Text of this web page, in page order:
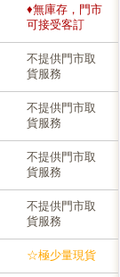
♦無庫存，門市
可接受客訂
不提供門市取
貨服務
不提供門市取
貨服務
不提供門市取
貨服務
不提供門市取
貨服務
☆極少量現貨